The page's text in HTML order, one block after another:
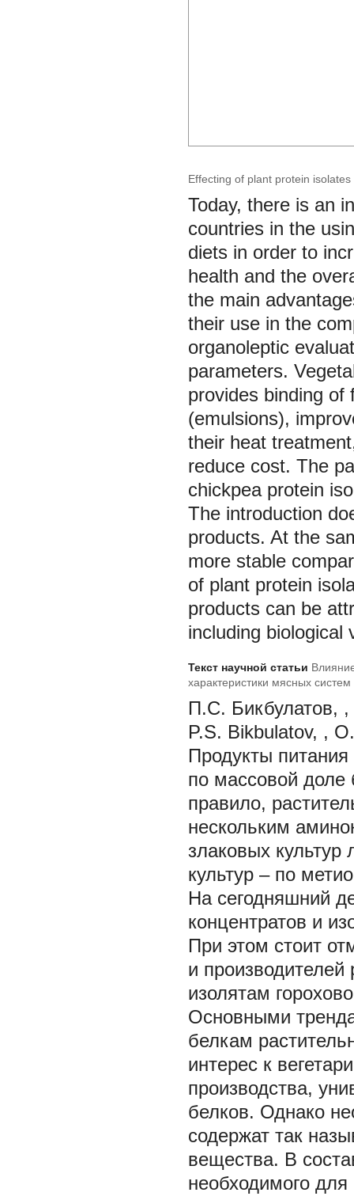
Effecting of plant protein
Today, there is an
countries in the
diets in order to
health and the
the main
their use in the
organoleptic
parameters.
provides binding of
(emulsions),
their heat
reduce cost. The
chickpea protein
The introduction
products. At the
more stable
of plant protein
products can be
including biological
Текст научной статьи
характеристики мясных систем
П.С. Бикбулатов,
P.S. Bikbulatov, ,
Продукты
по массовой доле
правило,
нескольким
злаковых
культур – по
На сегодняшний
концентратов и
При этом стоит
и
изолятам
Основными
белкам
интерес к
производства,
белков. Однако
содержат так
вещества. В
необходимого